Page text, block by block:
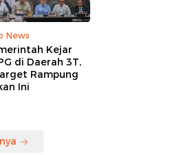
News
Kejar
di Daerah 3T,
Rampung
Ini